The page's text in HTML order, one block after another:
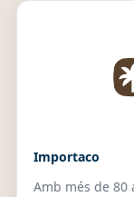
Importaco
Amb més de 80